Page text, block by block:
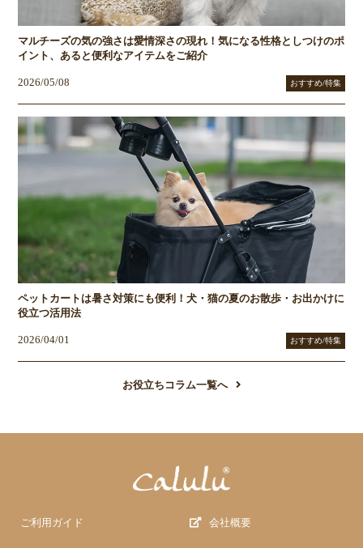
マルチーズの気の強さは愛情深さの現れ！気になる性格としつけのポ
イント、あると便利なアイテムをご紹介
2026/05/08 おすすめ/特集
ペットカートは暑さ対策にも便利！犬・猫の夏のお散歩・お出かけに
役立つ活用法
2026/04/01 おすすめ/特集
お役立ちコラム一覧へ
ご利用ガイド 会社概要